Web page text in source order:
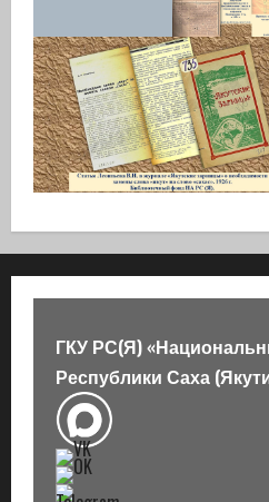
ГКУ РС(Я)
Республики Саха